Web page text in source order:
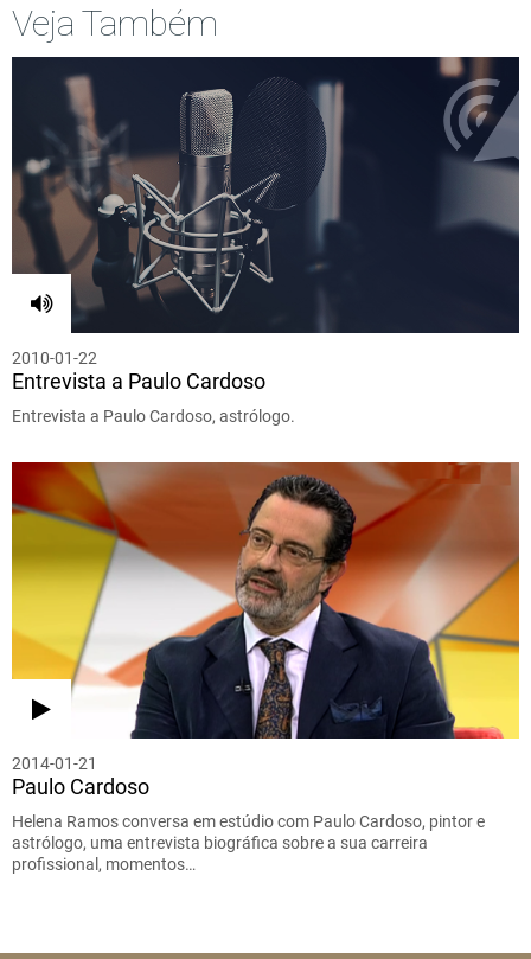
Veja Também
2010-01-22
Entrevista a Paulo Cardoso
Entrevista a Paulo Cardoso, astrólogo.
2014-01-21
Paulo Cardoso
Helena Ramos conversa em estúdio com Paulo Cardoso, pintor e
astrólogo, uma entrevista biográfica sobre a sua carreira
profissional, momentos…